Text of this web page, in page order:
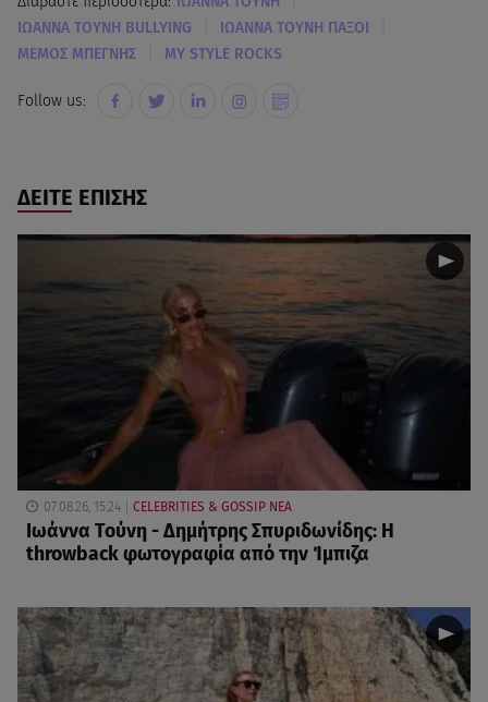
ΙΩΑΝΝΑ ΤΟΥΝΗ BULLYING ΙΩΑΝΝΑ ΤΟΥΝΗ ΠΑΞΟΙ
ΜΕΜΟΣ ΜΠΕΓΝΗΣ MY STYLE ROCKS
Follow us:
ΔΕΙΤΕ ΕΠΙΣΗΣ
07.08.26, 15:24 CELEBRITIES & GOSSIP ΝΕΑ
Ιωάννα Τούνη - Δημήτρης Σπυριδωνίδης: Η
throwback φωτογραφία από την Ίμπιζα